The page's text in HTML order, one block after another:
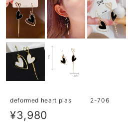
deformed heart pias 2-706
¥3,980